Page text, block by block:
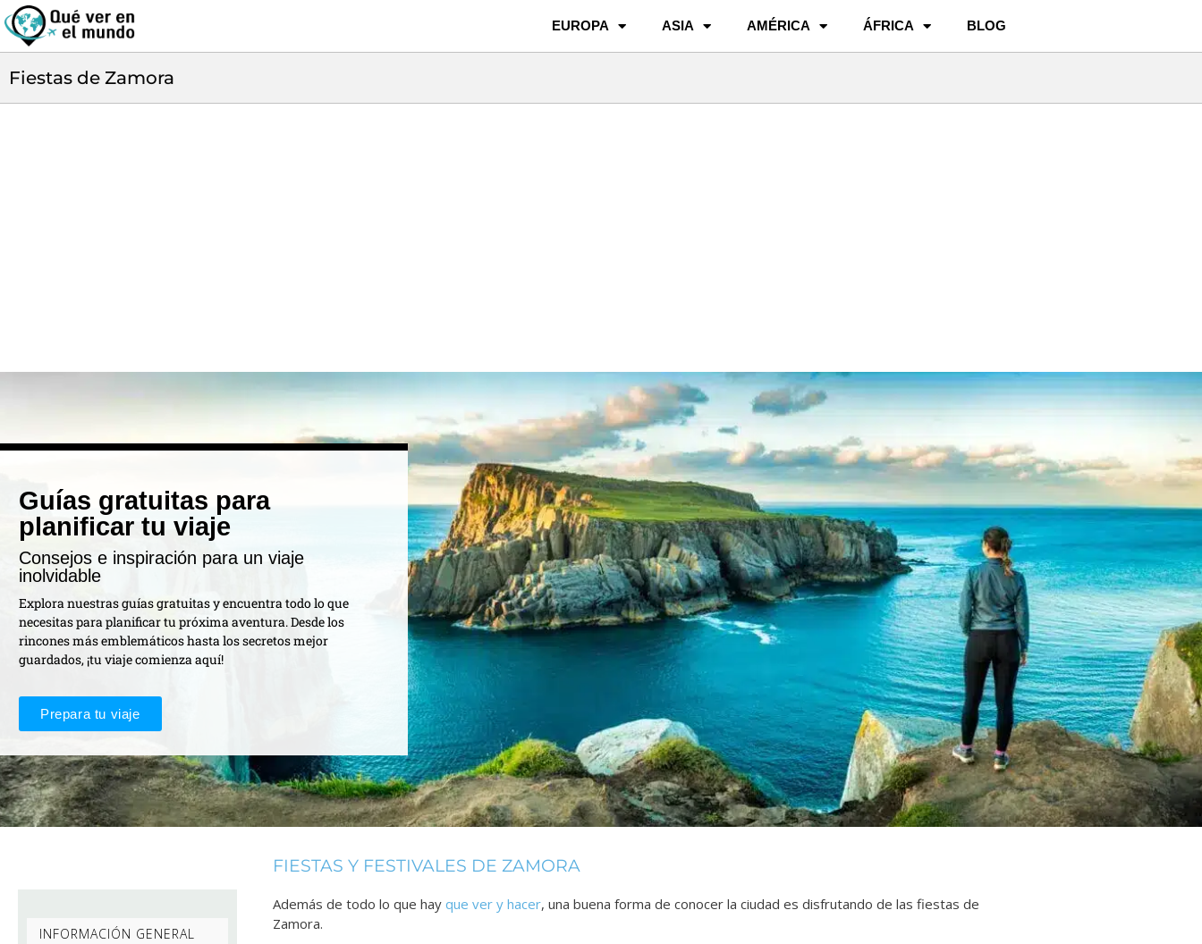
EUROPA ASIA AMÉRICA ÁFRICA BLOG
Fiestas de Zamora
Guías gratuitas para
planificar tu viaje
Consejos e inspiración para un viaje
inolvidable
Explora nuestras guías gratuitas y encuentra todo lo que
necesitas para planificar tu próxima aventura. Desde los
rincones más emblemáticos hasta los secretos mejor
guardados, ¡tu viaje comienza aquí!
Prepara tu viaje
INFORMACIÓN GENERAL
FIESTAS Y FESTIVALES DE ZAMORA
Además de todo lo que hay que ver y hacer, una buena forma de conocer la ciudad es disfrutando de las fiestas de
Zamora.